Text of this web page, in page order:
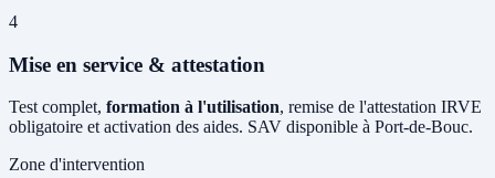
4
Mise en service & attestation
Test complet, formation à l'utilisation, remise de l'attestation IRVE
obligatoire et activation des aides. SAV disponible à Port-de-Bouc.
Zone d'intervention